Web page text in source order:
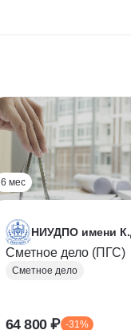
6 мес
Сметное дело (ПГС)
Сметное дело
64 800 ₽ -31%